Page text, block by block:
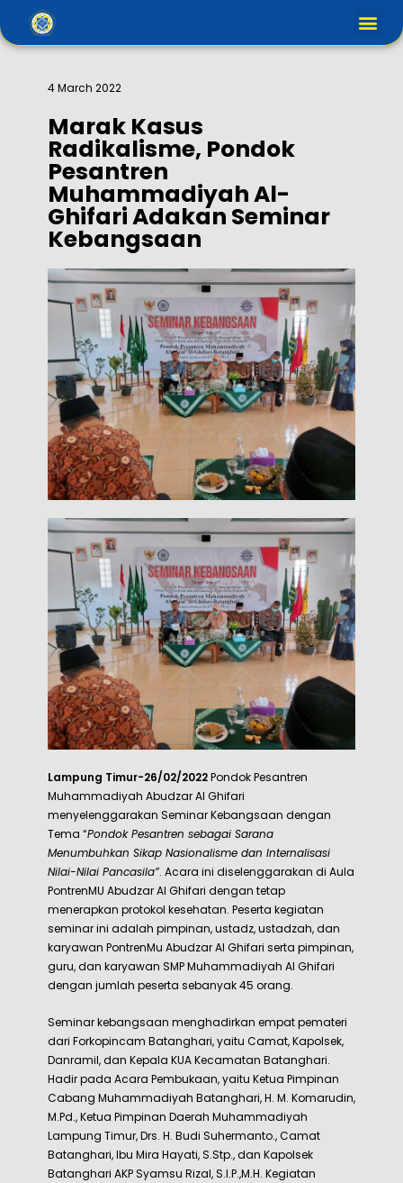
4 March 2022
Marak Kasus
Radikalisme, Pondok
Pesantren
Muhammadiyah Al-
Ghifari Adakan Seminar
Kebangsaan
Lampung Timur-26/02/2022Pondok Pesantren
Muhammadiyah Abudzar Al Ghifari
menyelenggarakan Seminar Kebangsaan dengan
Tema “Pondok Pesantren sebagai Sarana
Menumbuhkan Sikap Nasionalisme dan Internalisasi
Nilai-Nilai Pancasila”. Acara ini diselenggarakan di Aula
PontrenMU Abudzar Al Ghifari dengan tetap
menerapkan protokol kesehatan. Peserta kegiatan
seminar ini adalah pimpinan, ustadz, ustadzah, dan
karyawan PontrenMu Abudzar Al Ghifari serta pimpinan,
guru, dan karyawan SMP Muhammadiyah Al Ghifari
dengan jumlah peserta sebanyak 45 orang.
Seminar kebangsaan menghadirkan empat pemateri
dari Forkopincam Batanghari, yaitu Camat, Kapolsek,
Danramil, dan Kepala KUA Kecamatan Batanghari.
Hadir pada Acara Pembukaan, yaitu Ketua Pimpinan
Cabang Muhammadiyah Batanghari, H. M. Komarudin,
M.Pd., Ketua Pimpinan Daerah Muhammadiyah
Lampung Timur, Drs. H. Budi Suhermanto., Camat
Batanghari, Ibu Mira Hayati, S.Stp., dan Kapolsek
Batanghari AKP Syamsu Rizal, S.I.P.,M.H. Kegiatan